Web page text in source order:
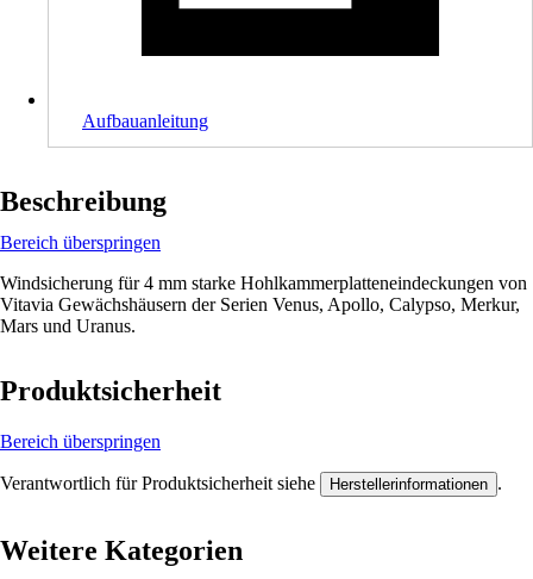
Aufbauanleitung
Beschreibung
Bereich überspringen
Windsicherung für 4 mm starke Hohlkammerplatteneindeckungen von
Vitavia Gewächshäusern der Serien Venus, Apollo, Calypso, Merkur,
Mars und Uranus.
Produktsicherheit
Bereich überspringen
Verantwortlich für Produktsicherheit siehe Herstellerinformationen .
Weitere Kategorien